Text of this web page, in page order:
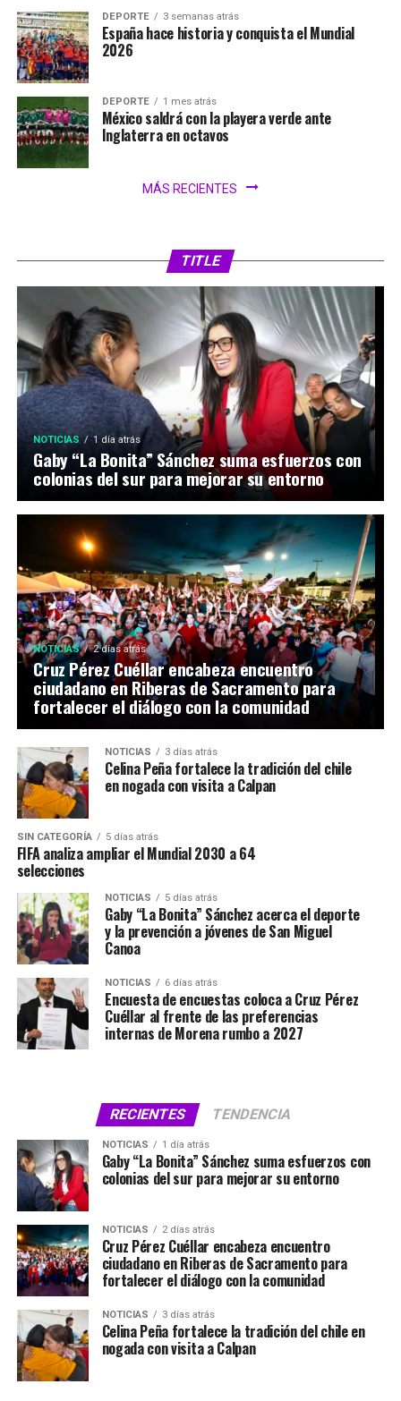
DEPORTE 3 semanas atrás
España hace historia y conquista el Mundial
2026
DEPORTE 1 mes atrás
México saldrá con la playera verde ante
Inglaterra en octavos
MÁS RECIENTES
TITLE
NOTICIAS 1 día atrás
Gaby “La Bonita” Sánchez suma esfuerzos con
colonias del sur para mejorar su entorno
NOTICIAS 2 días atrás
Cruz Pérez Cuéllar encabeza encuentro
ciudadano en Riberas de Sacramento para
fortalecer el diálogo con la comunidad
NOTICIAS 3 días atrás
Celina Peña fortalece la tradición del chile
en nogada con visita a Calpan
SIN CATEGORÍA 5 días atrás
FIFA analiza ampliar el Mundial 2030 a 64
selecciones
NOTICIAS 5 días atrás
Gaby “La Bonita” Sánchez acerca el deporte
y la prevención a jóvenes de San Miguel
Canoa
NOTICIAS 6 días atrás
Encuesta de encuestas coloca a Cruz Pérez
Cuéllar al frente de las preferencias
internas de Morena rumbo a 2027
RECIENTES TENDENCIA
NOTICIAS 1 día atrás
Gaby “La Bonita” Sánchez suma esfuerzos con
colonias del sur para mejorar su entorno
NOTICIAS 2 días atrás
Cruz Pérez Cuéllar encabeza encuentro
ciudadano en Riberas de Sacramento para
fortalecer el diálogo con la comunidad
NOTICIAS 3 días atrás
Celina Peña fortalece la tradición del chile en
nogada con visita a Calpan